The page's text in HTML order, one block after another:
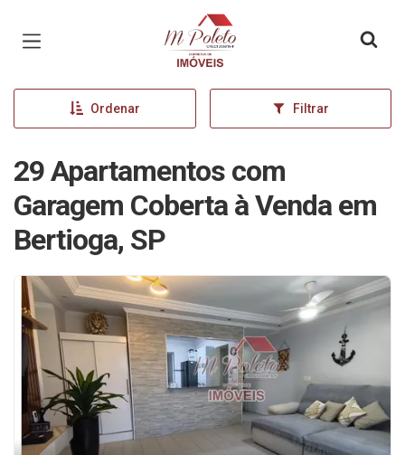
Página inicial
Ordenar Filtrar
29 Apartamentos com
Garagem Coberta à Venda em
Bertioga, SP